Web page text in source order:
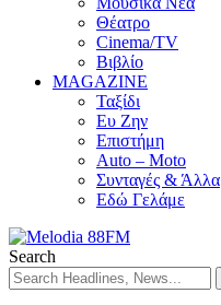
Θέατρο
Cinema/TV
Βιβλίο
MAGAZINE
Ταξίδι
Ευ Ζην
Επιστήμη
Auto – Moto
Συνταγές & Άλλα
Εδώ Γελάμε
Search